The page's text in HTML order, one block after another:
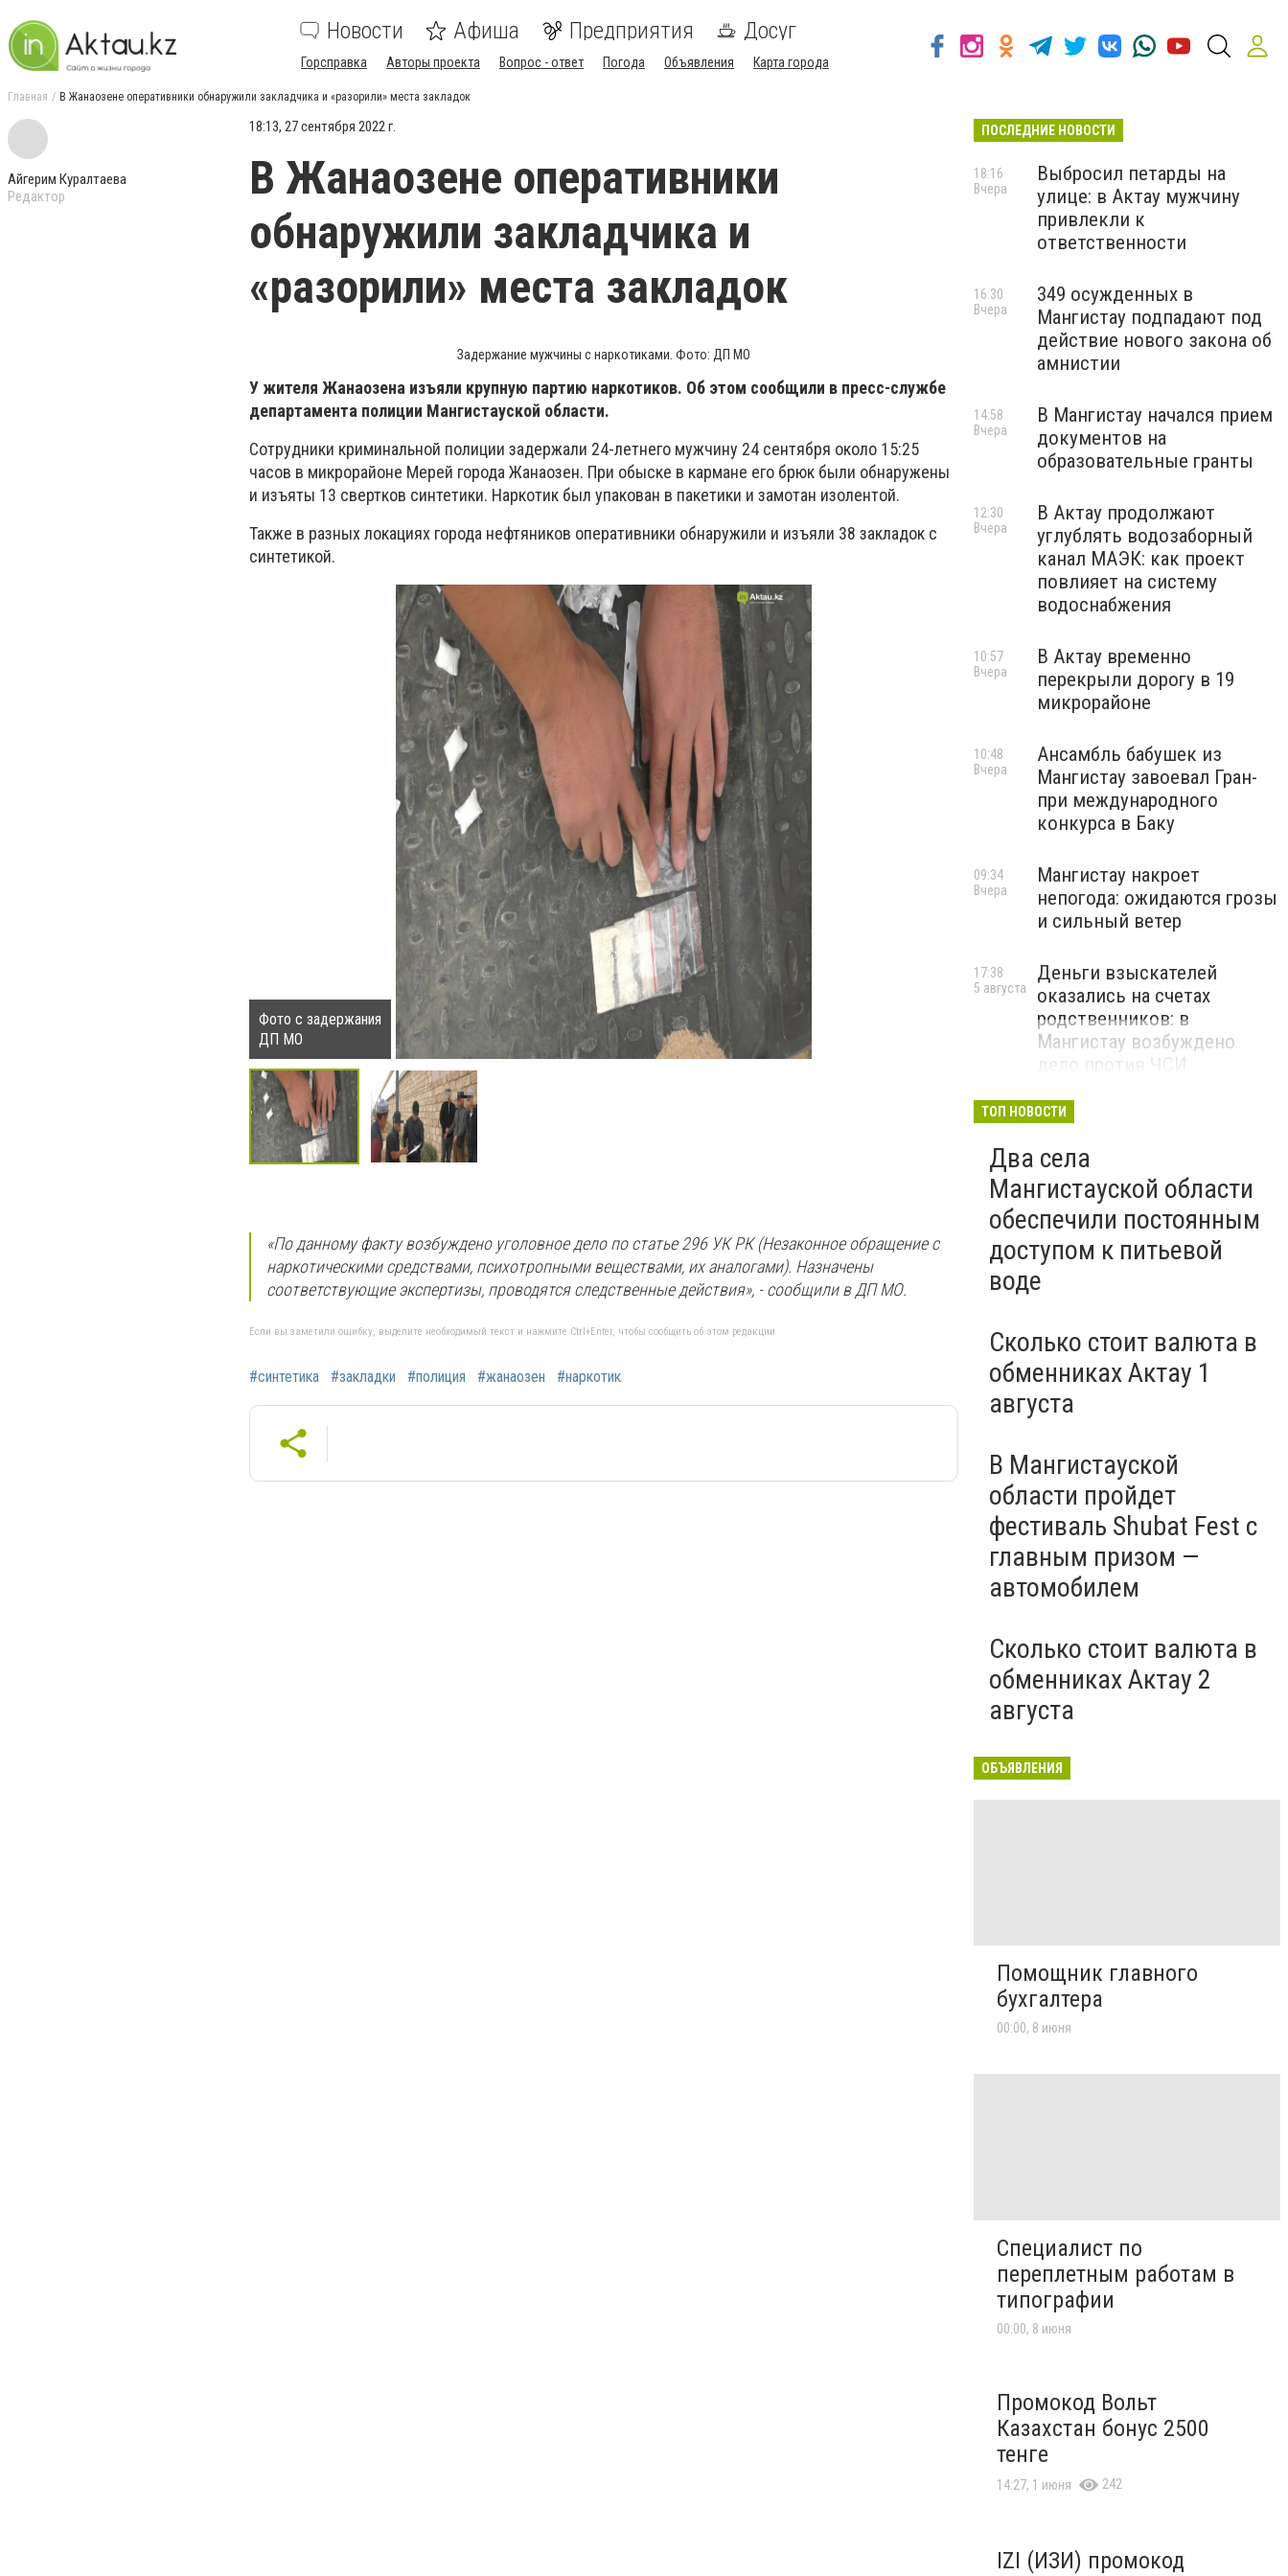
Новости Афиша Предприятия Досуг
Горсправка Авторы проекта Вопрос - ответ Погода Объявления Карта города
Главная В Жанаозене оперативники обнаружили закладчика и «разорили» места закладок
Айгерим Куралтаева
Редактор
18:13, 27 сентября 2022 г.
В Жанаозене оперативники
обнаружили закладчика и
«разорили» места закладок
Задержание мужчины с наркотиками. Фото: ДП МО
У жителя Жанаозена изъяли крупную партию наркотиков. Об этом сообщили в пресс-службе
департамента полиции Мангистауской области.
Сотрудники криминальной полиции задержали 24-летнего мужчину 24 сентября около 15:25
часов в микрорайоне Мерей города Жанаозен. При обыске в кармане его брюк были обнаружены
и изъяты 13 свертков синтетики. Наркотик был упакован в пакетики и замотан изолентой.
Также в разных локациях города нефтяников оперативники обнаружили и изъяли 38 закладок с
синтетикой.
Фото с задержания
ДП МО
Фото с задержания
«По данному факту возбуждено уголовное дело по статье 296 УК РК (Незаконное обращение с
наркотическими средствами, психотропными веществами, их аналогами). Назначены
соответствующие экспертизы, проводятся следственные действия», - сообщили в ДП МО.
Если вы заметили ошибку, выделите необходимый текст и нажмите Ctrl+Enter, чтобы сообщить об этом редакции
#синтетика #закладки #полиция #жанаозен #наркотик
ПОСЛЕДНИЕ НОВОСТИ
Выбросил петарды на
улице: в Актау мужчину
привлекли к
ответственности
18:16
Вчера
349 осужденных в
Мангистау подпадают под
действие нового закона об
амнистии
16:30
Вчера
В Мангистау начался прием
документов на
образовательные гранты
14:58
Вчера
В Актау продолжают
углублять водозаборный
канал МАЭК: как проект
повлияет на систему
водоснабжения
12:30
Вчера
В Актау временно
перекрыли дорогу в 19
микрорайоне
10:57
Вчера
Ансамбль бабушек из
Мангистау завоевал Гран-
при международного
конкурса в Баку
10:48
Вчера
Мангистау накроет
непогода: ожидаются грозы
и сильный ветер
09:34
Вчера
Деньги взыскателей
оказались на счетах
родственников: в
Мангистау возбуждено
дело против ЧСИ
17:38
5 августа
ТОП НОВОСТИ
Два села
Мангистауской области
обеспечили постоянным
доступом к питьевой
воде
Сколько стоит валюта в
обменниках Актау 1
августа
В Мангистауской
области пройдет
фестиваль Shubat Fest с
главным призом —
автомобилем
Сколько стоит валюта в
обменниках Актау 2
августа
ОБЪЯВЛЕНИЯ
Помощник главного
бухгалтера
00:00, 8 июня
Специалист по
переплетным работам в
типографии
00:00, 8 июня
Промокод Вольт
Казахстан бонус 2500
тенге
14:27, 1 июня 242
IZI (ИЗИ) промокод